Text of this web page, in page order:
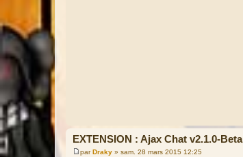
EXTENSION : Ajax Chat v2.1.0-Beta
par Draky » sam. 28 mars 2015 12:25